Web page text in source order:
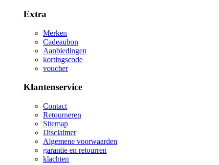
Extra
Merken
Cadeaubon
Aanbiedingen
kortingscode
voucher
Klantenservice
Contact
Retourneren
Sitemap
Disclaimer
Algemene voorwaarden
garantie en retourren
klachten